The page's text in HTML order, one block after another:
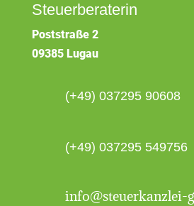
Steuerberaterin
Poststraße 2
09385 Lugau
(+49) 037295 90608
(+49) 037295 549756
info@steuerkanzlei-